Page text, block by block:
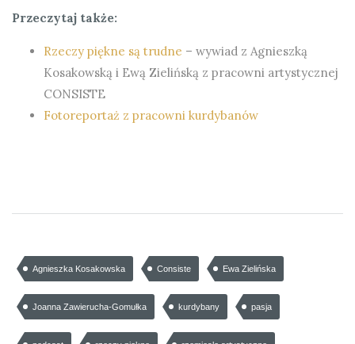
Przeczytaj także:
Rzeczy piękne są trudne – wywiad z Agnieszką
Kosakowską i Ewą Zielińską z pracowni artystycznej
CONSISTE
Fotoreportaż z pracowni kurdybanów
Agnieszka Kosakowska Consiste Ewa Zielińska
Joanna Zawierucha-Gomułka kurdybany pasja